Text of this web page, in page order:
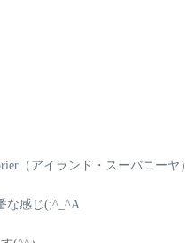
（アイランド・スーバニーヤ）
な感じ(;^_^A